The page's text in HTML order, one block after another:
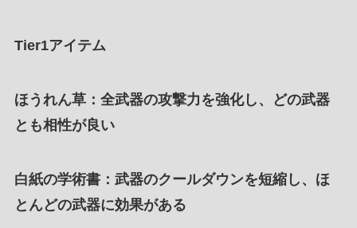
Tier1アイテム
ほうれん草：全武器の攻撃力を強化し、どの武器
とも相性が良い
白紙の学術書：武器のクールダウンを短縮し、ほ
とんどの武器に効果がある